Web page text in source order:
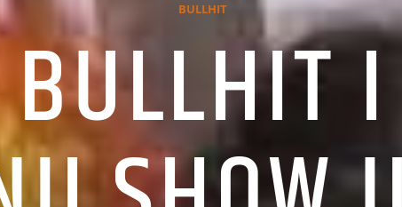
BULLHIT